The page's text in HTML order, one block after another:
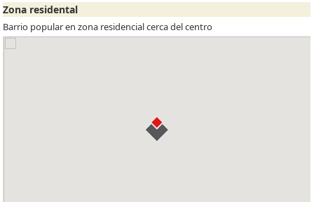
Zona residental
Barrio popular en zona residencial cerca del centro